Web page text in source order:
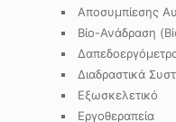
Αποσυμπίεσης
Βίο-Ανάδραση
Διαδραστικά
Εξωσκελετικό
Εργοθεραπεία